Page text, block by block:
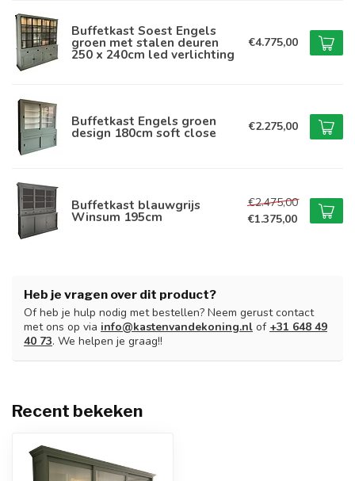
Buffetkast Soest Engels
groen met stalen deuren
250 x 240cm led verlichting
€4.775,00
Buffetkast Engels groen
design 180cm soft close €2.275,00
Buffetkast blauwgrijs
Winsum 195cm
€2.475,00
€1.375,00
Heb je vragen over dit product?
Of heb je hulp nodig met bestellen? Neem gerust contact
met ons op via info@kastenvandekoning.nl of +31 648 49
40 73. We helpen je graag!!
Recent bekeken